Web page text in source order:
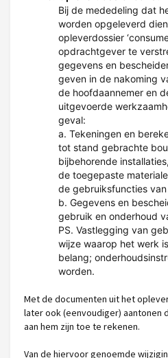
Bij de mededeling dat
worden opgeleverd
opleverdossier
opdrachtgever te
gegevens en
geven in de nakoming
de hoofdaannemer en
uitgevoerde
geval:
a. Tekeningen en
tot stand gebrachte
bijbehorende
de toegepaste
de gebruiksfuncties
b. Gegevens en
gebruik en onderhoud
PS. Vastlegging van
wijze waarop het werk
belang;
worden.
Met de documenten uit het
later ook (eenvoudiger) aantonen
aan hem zijn toe te rekenen.
Van de hiervoor genoemde